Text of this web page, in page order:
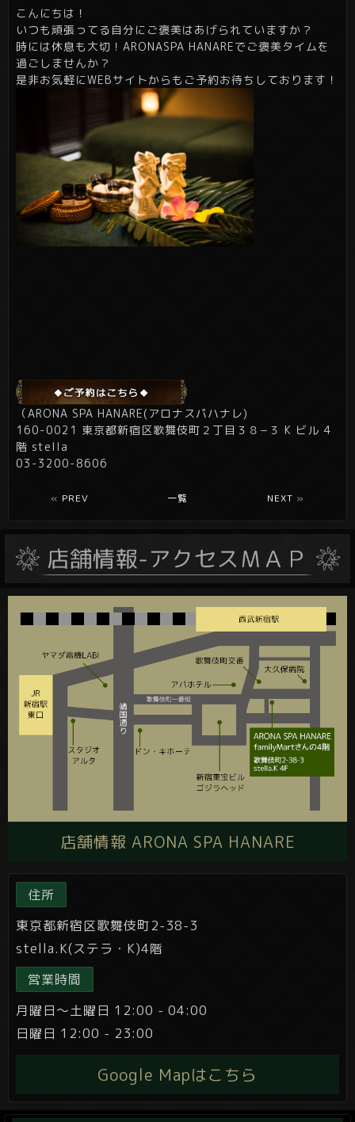
こんにちは！
いつも頑張ってる自分にご褒美はあげられていますか？
時には休息も大切！ARONASPA HANAREでご褒美タイムを
過ごしませんか？
是非お気軽にWEBサイトからもご予約お待ちしております！
（ARONA SPA HANARE(アロナスパハナレ)
160-0021 東京都新宿区歌舞伎町２丁目３８−３ K ビル 4
階 stella
03-3200-8606
« PREV 一覧 NEXT »
店舗情報 ARONA SPA HANARE
住所
東京都新宿区歌舞伎町2-38-3
stella.K(ステラ・K)4階
営業時間
月曜日～土曜日 12:00 - 04:00
日曜日 12:00 - 23:00
Google Mapはこちら